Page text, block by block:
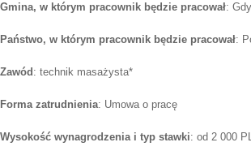
Gmina, w którym pracownik będzie pracował:
Państwo, w którym pracownik będzie pracował:
Zawód : technik masażysta*
Forma zatrudnienia: Umowa o pracę
Wysokość wynagrodzenia i typ stawki: od 2 000